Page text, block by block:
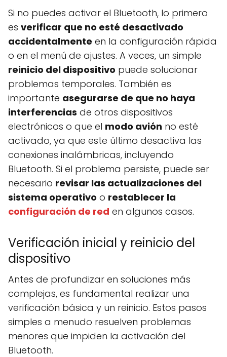
Si no puedes activar el Bluetooth, lo primero
es verificar que no esté desactivado
accidentalmente en la configuración rápida
o en el menú de ajustes. A veces, un simple
reinicio del dispositivo puede solucionar
problemas temporales. También es
importante asegurarse de que no haya
interferencias de otros dispositivos
electrónicos o que el modo avión no esté
activado, ya que este último desactiva las
conexiones inalámbricas, incluyendo
Bluetooth. Si el problema persiste, puede ser
necesario revisar las actualizaciones del
sistema operativo o restablecer la
configuración de red en algunos casos.
Verificación inicial y reinicio del
dispositivo
Antes de profundizar en soluciones más
complejas, es fundamental realizar una
verificación básica y un reinicio. Estos pasos
simples a menudo resuelven problemas
menores que impiden la activación del
Bluetooth.